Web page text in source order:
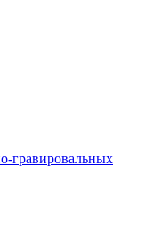
гравировальных